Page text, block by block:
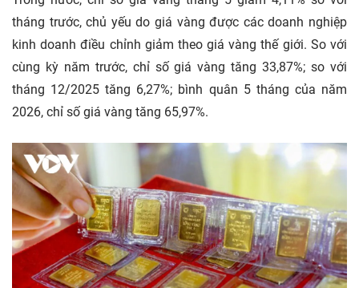
tháng trước, chủ yếu do giá vàng được các doanh nghiệp
kinh doanh điều chỉnh giảm theo giá vàng thế giới. So với
cùng kỳ năm trước, chỉ số giá vàng tăng 33,87%; so với
tháng 12/2025 tăng 6,27%; bình quân 5 tháng của năm
2026, chỉ số giá vàng tăng 65,97%.